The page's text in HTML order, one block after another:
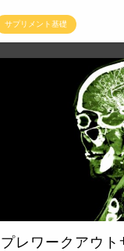
サプリメント基礎
プレワークアウト